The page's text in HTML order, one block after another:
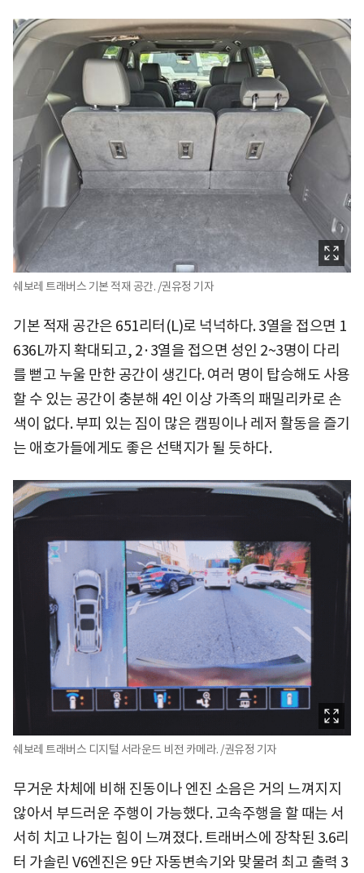
쉐보레 트래버스 기본 적재 공간. /권유정 기자
기본 적재 공간은 651리터(L)로 넉넉하다. 3열을 접으면 1
636L까지 확대되고, 2·3열을 접으면 성인 2~3명이 다리
를 뻗고 누울 만한 공간이 생긴다. 여러 명이 탑승해도 사용
할 수 있는 공간이 충분해 4인 이상 가족의 패밀리카로 손
색이 없다. 부피 있는 짐이 많은 캠핑이나 레저 활동을 즐기
는 애호가들에게도 좋은 선택지가 될 듯하다.
쉐보레 트래버스 디지털 서라운드 비전 카메라. /권유정 기자
무거운 차체에 비해 진동이나 엔진 소음은 거의 느껴지지
않아서 부드러운 주행이 가능했다. 고속주행을 할 때는 서
서히 치고 나가는 힘이 느껴졌다. 트래버스에 장착된 3.6리
터 가솔린 V6엔진은 9단 자동변속기와 맞물려 최고 출력 3